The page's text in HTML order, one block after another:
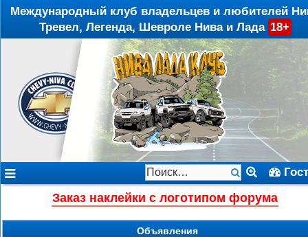
Международный клуб владельцев и любителей
Тревел, Легенда, Шевроле Нива и Лада 18+
Заказ наклейки с логотипом форума
Объявления